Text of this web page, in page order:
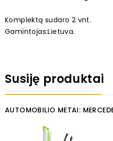
Komplektą sudaro 2 vnt.
Gamintojas:Lietuva.
Susiję produktai
AUTOMOBILIO METAI: